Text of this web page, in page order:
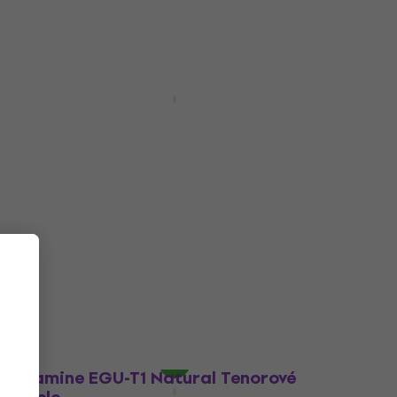
Takamine GUS1 Natural Sopránové
Takamine EGU-T1 Natural Tenorové